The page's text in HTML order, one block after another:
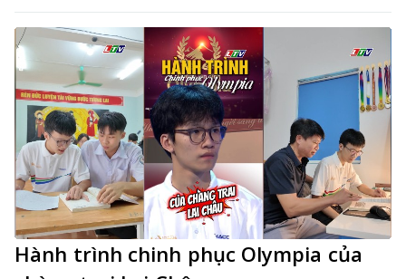
Hành trình chinh phục Olympia của